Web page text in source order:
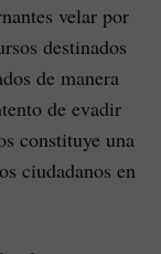
velar por
destinados
de manera
de evadir
constituye una
ciudadanos en